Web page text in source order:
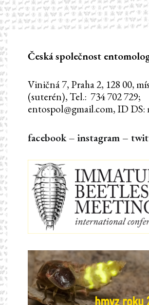
Česká společnost
Viničná 7, Praha 2, 128 00,
(suterén), Tel.: 734 702 729;
entospol@gmail.com, ID DS:
facebook– instagram –